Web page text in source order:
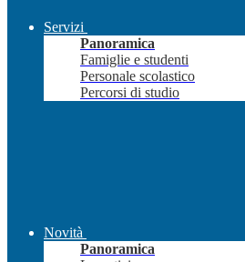
Servizi
Panoramica
Famiglie e studenti
Personale scolastico
Percorsi di studio
Novità
Panoramica